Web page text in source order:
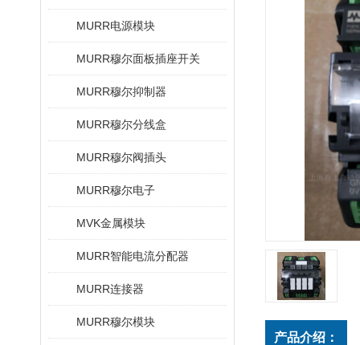
MURR电源模块
MURR穆尔面板插座开关
MURR穆尔抑制器
MURR穆尔分线盒
MURR穆尔阀插头
MURR穆尔电子
MVK金属模块
MURR智能电流分配器
MURR连接器
MURR穆尔模块
产品介绍：